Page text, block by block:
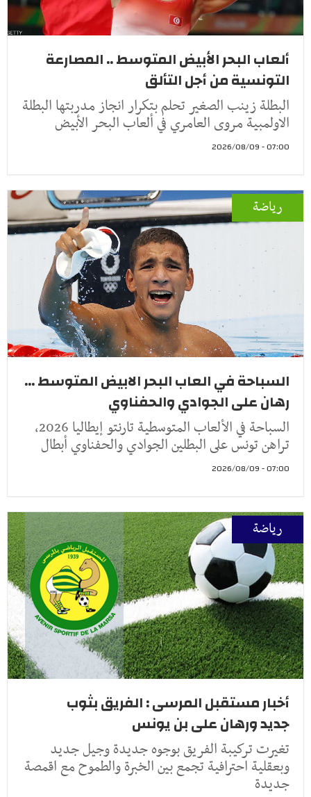
ألعاب البحر الأبيض المتوسط .. المصارعة
التونسية من أجل التألق
البطلة زينب الصغير تحلم بتكرار انجاز مدربتها البطلة
الاولمبية مروى العامري في ألعاب البحر الأبيض
07:00 - 2026/08/09
رياضة
السباحة في العاب البحر الابيض المتوسط ...
رهان على الجوادي والحفناوي
السباحة في الألعاب المتوسطية تارنتو إيطاليا 2026،
تراهن تونس على البطلين الجوادي والحفناوي أبطال
07:00 - 2026/08/09
رياضة
أخبار مستقبل المرسى : الفريق بثوب
جديد ورهان على بن يونس
تغيرت تركيبة الفريق بوجوه جديدة وجيل جديد
وبعقلية احترافية تجمع بين الخبرة والطموح مع اقمصة
جديدة